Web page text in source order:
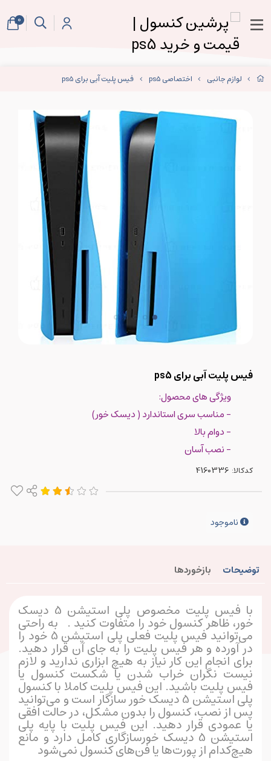
لوازم جانبی اختصاصی ps5 فیس پلیت آبی برای ps5
فیس پلیت آبی برای ps5
ویژگی های محصول:
- مناسب سری استاندارد ( دیسک خور)
- دوام بالا
- نصب آسان
کدکالا:
ناموجود
توضیحات بازخوردها
با فیس پلیت مخصوص پلی استیشن 5 دیسک
خور، ظاهر کنسول خود را متفاوت کنید . به راحتی
می‌توانید فیس پلیت فعلی پلی استیشن 5 خود را
در آورده و هر فیس پلیت را به جای آن قرار دهید.
برای انجام این کار نیاز به هیچ ابزاری ندارید و لازم
نیست نگران خراب شدن یا شکست کنسول یا
فیس پلیت باشید. این فیس پلیت کاملا با کنسول
پلی استیشن 5 دیسک خور سازگار است و می‌توانید
پس از نصب، کنسول را بدون مشکل، در حالت افقی
یا عمودی قرار دهید. این فیس پلیت با پایه پلی
استیشن 5 دیسک خورسازگاری کامل دارد و مانع
هیچ‌کدام از پورت‌ها یا فن‌های کنسول نمی‌شود
0